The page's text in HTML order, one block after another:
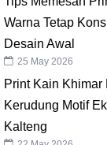
Warna Tetap
Desain Awal
25 May 2026
Print Kain
Kerudung Motif
Kalteng